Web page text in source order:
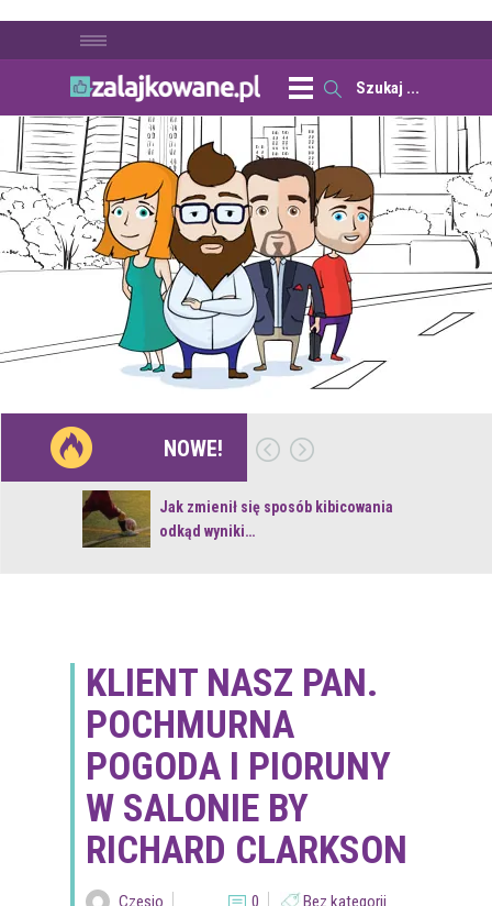
NOWE!
Jak zmienił się sposób kibicowania
odkąd wyniki…
KLIENT NASZ PAN.
POCHMURNA
POGODA I PIORUNY
W SALONIE BY
RICHARD CLARKSON
Czesio 0 Bez kategorii